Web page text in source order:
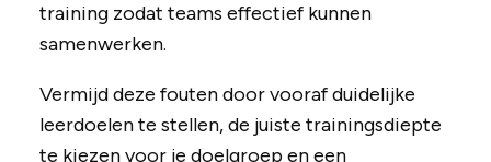
training zodat teams effectief kunnen
samenwerken.
Vermijd deze fouten door vooraf duidelijke
leerdoelen te stellen, de juiste trainingsdiepte
te kiezen voor je doelgroep en een